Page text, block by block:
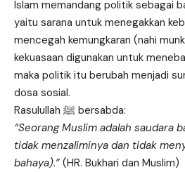
Islam memandang politik sebagai
yaitu sarana untuk menegakkan
mencegah kemungkaran (nahi
kekuasaan digunakan untuk
maka politik itu berubah menjadi
dosa sosial.
Rasulullah ﷺ bersabda:
“Seorang Muslim adalah saudara
tidak menzaliminya dan tidak
bahaya).” (HR. Bukhari dan Muslim)